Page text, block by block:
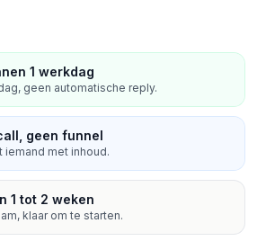
1 werkdag
geen automatische reply.
geen funnel
iemand met inhoud.
1 tot 2 weken
klaar om te starten.